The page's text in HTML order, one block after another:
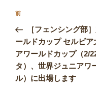
投
ナ
ビ
ゲ
ー
前
の
投
稿
前
［フェンシング部
ールドカップ セルビ
アワールドカップ（2/
タ）、世界ジュニアワ
ル）に出場します